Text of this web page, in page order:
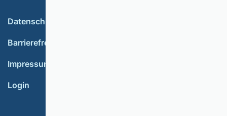
Datenschutz
Barrierefreiheit
Impressum
Login